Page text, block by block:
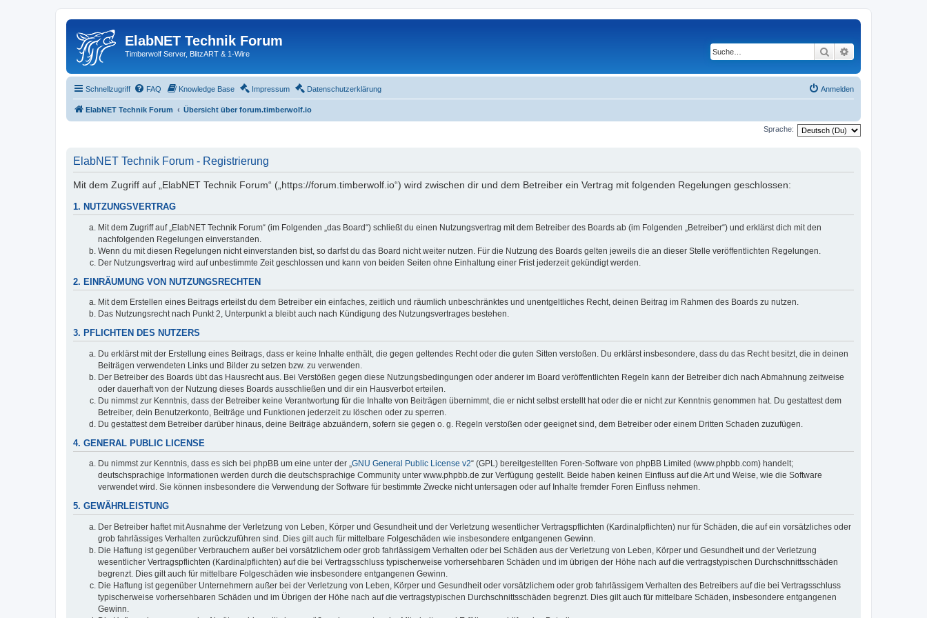
ElabNET Technik Forum
Timberwolf Server, BlitzART & 1-Wire Suche
Schnellzugriff FAQ Knowledge Base Impressum Datenschutzerklärung Anmelden
ElabNET Technik Forum Übersicht über forum.timberwolf.io
Sprache:
ElabNET Technik Forum - Registrierung
Mit dem Zugriff auf „ElabNET Technik Forum“ („https://forum.timberwolf.io“) wird zwischen dir und dem Betreiber ein Vertrag mit folgenden Regelungen geschlossen:
1. NUTZUNGSVERTRAG
Mit dem Zugriff auf „ElabNET Technik Forum“ (im Folgenden „das Board“) schließt du einen Nutzungsvertrag mit dem Betreiber des Boards ab (im Folgenden „Betreiber“) und erklärst dich mit den
nachfolgenden Regelungen einverstanden.
Wenn du mit diesen Regelungen nicht einverstanden bist, so darfst du das Board nicht weiter nutzen. Für die Nutzung des Boards gelten jeweils die an dieser Stelle veröffentlichten Regelungen.
Der Nutzungsvertrag wird auf unbestimmte Zeit geschlossen und kann von beiden Seiten ohne Einhaltung einer Frist jederzeit gekündigt werden.
2. EINRÄUMUNG VON NUTZUNGSRECHTEN
Mit dem Erstellen eines Beitrags erteilst du dem Betreiber ein einfaches, zeitlich und räumlich unbeschränktes und unentgeltliches Recht, deinen Beitrag im Rahmen des Boards zu nutzen.
Das Nutzungsrecht nach Punkt 2, Unterpunkt a bleibt auch nach Kündigung des Nutzungsvertrages bestehen.
3. PFLICHTEN DES NUTZERS
Du erklärst mit der Erstellung eines Beitrags, dass er keine Inhalte enthält, die gegen geltendes Recht oder die guten Sitten verstoßen. Du erklärst insbesondere, dass du das Recht besitzt, die in deinen
Beiträgen verwendeten Links und Bilder zu setzen bzw. zu verwenden.
Der Betreiber des Boards übt das Hausrecht aus. Bei Verstößen gegen diese Nutzungsbedingungen oder anderer im Board veröffentlichten Regeln kann der Betreiber dich nach Abmahnung zeitweise
oder dauerhaft von der Nutzung dieses Boards ausschließen und dir ein Hausverbot erteilen.
Du nimmst zur Kenntnis, dass der Betreiber keine Verantwortung für die Inhalte von Beiträgen übernimmt, die er nicht selbst erstellt hat oder die er nicht zur Kenntnis genommen hat. Du gestattest dem
Betreiber, dein Benutzerkonto, Beiträge und Funktionen jederzeit zu löschen oder zu sperren.
Du gestattest dem Betreiber darüber hinaus, deine Beiträge abzuändern, sofern sie gegen o. g. Regeln verstoßen oder geeignet sind, dem Betreiber oder einem Dritten Schaden zuzufügen.
4. GENERAL PUBLIC LICENSE
Du nimmst zur Kenntnis, dass es sich bei phpBB um eine unter der „GNU General Public License v2“ (GPL) bereitgestellten Foren-Software von phpBB Limited (www.phpbb.com) handelt;
deutschsprachige Informationen werden durch die deutschsprachige Community unter www.phpbb.de zur Verfügung gestellt. Beide haben keinen Einfluss auf die Art und Weise, wie die Software
verwendet wird. Sie können insbesondere die Verwendung der Software für bestimmte Zwecke nicht untersagen oder auf Inhalte fremder Foren Einfluss nehmen.
5. GEWÄHRLEISTUNG
Der Betreiber haftet mit Ausnahme der Verletzung von Leben, Körper und Gesundheit und der Verletzung wesentlicher Vertragspflichten (Kardinalpflichten) nur für Schäden, die auf ein vorsätzliches oder
grob fahrlässiges Verhalten zurückzuführen sind. Dies gilt auch für mittelbare Folgeschäden wie insbesondere entgangenen Gewinn.
Die Haftung ist gegenüber Verbrauchern außer bei vorsätzlichem oder grob fahrlässigem Verhalten oder bei Schäden aus der Verletzung von Leben, Körper und Gesundheit und der Verletzung
wesentlicher Vertragspflichten (Kardinalpflichten) auf die bei Vertragsschluss typischerweise vorhersehbaren Schäden und im übrigen der Höhe nach auf die vertragstypischen Durchschnittsschäden
begrenzt. Dies gilt auch für mittelbare Folgeschäden wie insbesondere entgangenen Gewinn.
Die Haftung ist gegenüber Unternehmern außer bei der Verletzung von Leben, Körper und Gesundheit oder vorsätzlichem oder grob fahrlässigem Verhalten des Betreibers auf die bei Vertragsschluss
typischerweise vorhersehbaren Schäden und im Übrigen der Höhe nach auf die vertragstypischen Durchschnittsschäden begrenzt. Dies gilt auch für mittelbare Schäden, insbesondere entgangenen
Gewinn.